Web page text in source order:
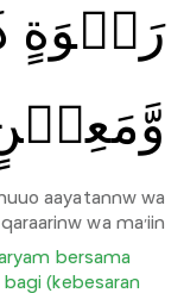
رَبۡوَةٍ
aayatannw wa
wa ma'iin
bersama
(kebesaran